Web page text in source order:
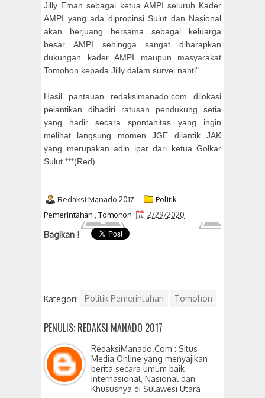
Jilly Eman sebagai ketua AMPI seluruh Kader
AMPI yang ada dipropinsi Sulut dan Nasional
akan berjuang bersama sebagai keluarga
besar AMPI sehingga sangat diharapkan
dukungan kader AMPI maupun masyarakat
Tomohon kepada Jilly dalam survei nanti"
Hasil pantauan redaksimanado.com dilokasi
pelantikan dihadiri ratusan pendukung setia
yang hadir secara spontanitas yang ingin
melihat langsung momen JGE dilantik JAK
yang merupakan adin ipar dari ketua Golkar
Sulut ***(Red)
Redaksi Manado 2017
Politik
Pemerintahan
Tomohon 2/29/2020
Bagikan !
Kategori: Politik Pemerintahan Tomohon
PENULIS: REDAKSI MANADO 2017
RedaksiManado.Com : Situs
Media Online yang menyajikan
berita secara umum baik
Internasional, Nasional dan
Khususnya di Sulawesi Utara